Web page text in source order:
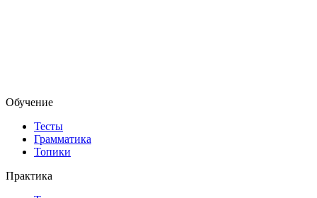
Обучение
Тесты
Грамматика
Топики
Практика